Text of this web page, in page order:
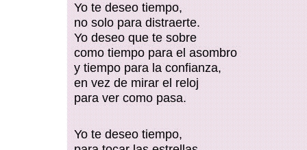
Yo te deseo tiempo,
no solo para distraerte.
Yo deseo que te sobre
como tiempo para el asombro
y tiempo para la confianza,
en vez de mirar el reloj
para ver como pasa.
Yo te deseo tiempo,